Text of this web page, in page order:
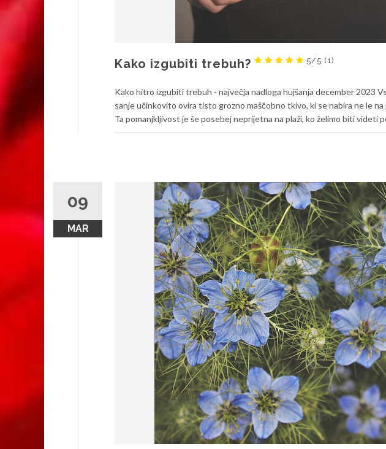
Kako izgubiti trebuh? 5/5 (1)
Kako hitro izgubiti trebuh - največja nadloga hujšanja december 2023
sanje učinkovito ovira tisto grozno maščobno tkivo, ki se nabira ne le
Ta pomanjkljivost je še posebej neprijetna na plaži, ko želimo biti videti
09
MAR